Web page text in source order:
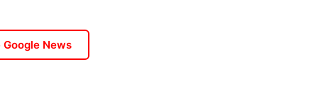
Google News